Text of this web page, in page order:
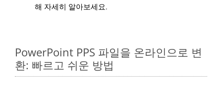
해 자세히 알아보세요.
PowerPoint PPS 파일을 온라인으로 변
환: 빠르고 쉬운 방법